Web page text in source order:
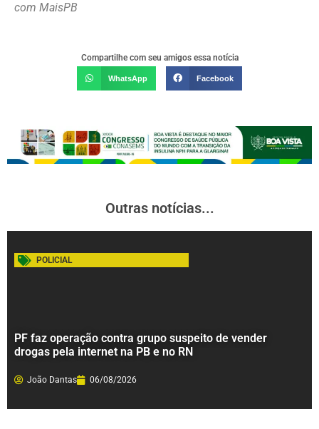
com MaisPB
Compartilhe com seu amigos essa notícia
WhatsApp Facebook
Outras notícias...
POLICIAL
PF faz operação contra grupo suspeito de vender
drogas pela internet na PB e no RN
João Dantas 06/08/2026